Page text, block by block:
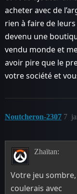
acheter avec de
rien à faire de leurs
devenu une
vendu monde et
avoir pire que le
votre société et
Noutcheron-2307 7
Zhaïtan:
Votre jeu
coulerais avec